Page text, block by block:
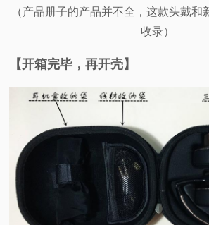
（产品册子的产品并不全，这款头戴和
收录）
【开箱完毕，再开壳】